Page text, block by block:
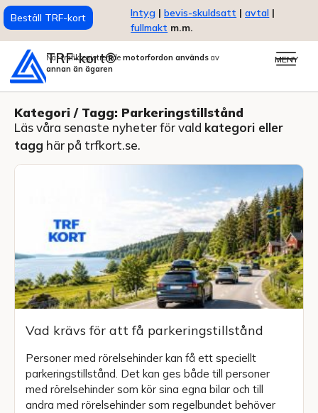
Beställ TRF-kort Intyg | bevis-skuldsatt | avtal |
fullmakt m.m.
TRF-kort®
När trafikregistrerade motorfordon används av
annan än ägaren
MENY
Kategori / Tagg: Parkeringstillstånd
Läs våra senaste nyheter för vald kategori eller
tagg här på trfkort.se.
Vad krävs för att få parkeringstillstånd
Personer med rörelsehinder kan få ett speciellt
parkeringstillstånd. Det kan ges både till personer
med rörelsehinder som kör sina egna bilar och till
andra med rörelsehinder som regelbundet behöver